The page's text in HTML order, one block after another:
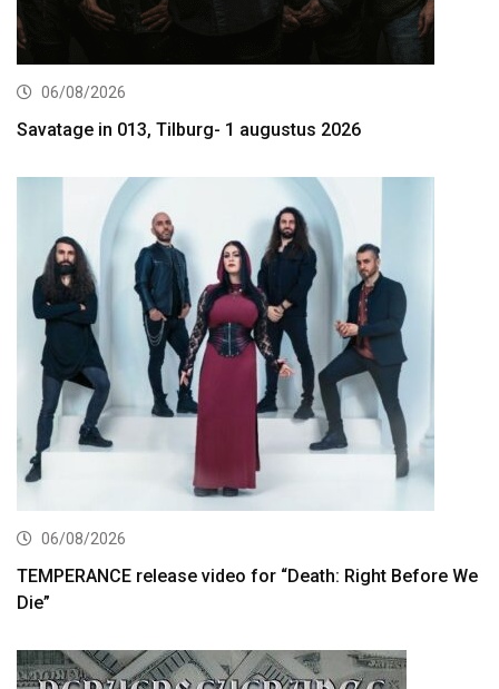
06/08/2026
Savatage in 013, Tilburg- 1 augustus 2026
06/08/2026
TEMPERANCE release video for “Death: Right Before We
Die”